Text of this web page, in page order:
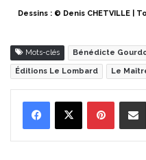
Dessins : © Denis CHETVILLE
Mots-clés Bénédicte
Éditions Le Lombard Le